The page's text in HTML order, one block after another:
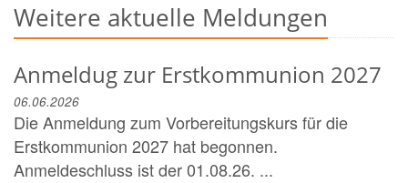
Weitere aktuelle Meldungen
Anmeldug zur Erstkommunion 2027
06.06.2026
Die Anmeldung zum Vorbereitungskurs für die
Erstkommunion 2027 hat begonnen.
Anmeldeschluss ist der 01.08.26. ...